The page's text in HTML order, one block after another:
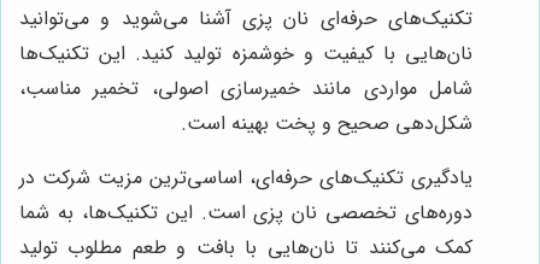
تکنیک‌های حرفه‌ای نان پزی آشنا می‌شوید و می‌توانید
نان‌هایی با کیفیت و خوشمزه تولید کنید. این تکنیک‌ها
شامل مواردی مانند خمیرسازی اصولی، تخمیر مناسب،
شکل‌دهی صحیح و پخت بهینه است.
یادگیری تکنیک‌های حرفه‌ای، اساسی‌ترین مزیت شرکت در
دوره‌های تخصصی نان پزی است. این تکنیک‌ها، به شما
کمک می‌کنند تا نان‌هایی با بافت و طعم مطلوب تولید